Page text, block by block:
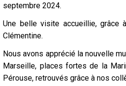
septembre 2024.
Une belle visite accueillie, grâce
Clémentine.
Nous avons apprécié la nouvelle
Marseille, places fortes de la
Pérouse, retrouvés grâce à nos